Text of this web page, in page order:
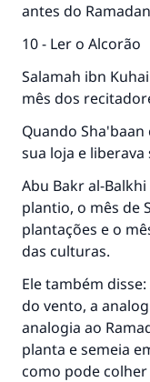
antes do
10 - Ler o Alcorão
Salamah ibn
mês dos
Quando Sha'baan
sua loja e
Abu Bakr al-
plantio, o mês de
plantações e o
das culturas.
Ele também
do vento, a
analogia ao
planta e semeia
como pode colher